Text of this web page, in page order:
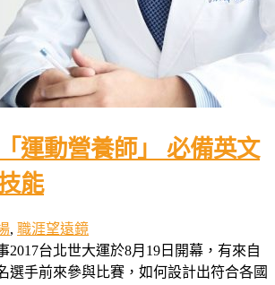
運動營養師」 必備英文
能
, 職涯望遠鏡
2017台北世大運於8月19日開幕，有來自
選手前來參與比賽，如何設計出符合各國